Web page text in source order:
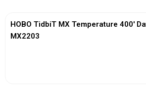
HOBO TidbiT MX Temperature 400′
MX2203